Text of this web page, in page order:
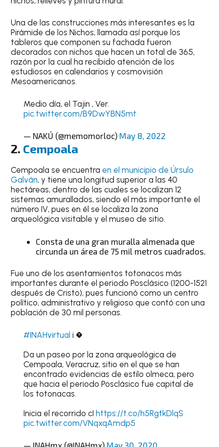
Una de las construcciones más interesantes es la
Pirámide de los Nichos, llamada así porque los
tableros que componen su fachada fueron
decorados con nichos que hacen un total de 365,
razón por la cual ha recibido atención de los
estudiosos en calendarios y cosmovisión
Mesoamericanos.
Medio día, el Tajin , Ver.
pic.twitter.com/B9DwYBN5mt
— NAKÚ (@memomorloc) May 8, 2022
2. Cempoala
Cempoala se encuentra en el municipio de Úrsulo
Galván, y tiene una longitud superior a las 40
hectáreas, dentro de las cuales se localizan 12
sistemas amurallados, siendo el más importante el
número IV, pues en él se localiza la zona
arqueológica visitable y el museo de sitio.
Consta de una gran muralla almenada que
circunda un área de 75 mil metros cuadrados.
Fue uno de los asentamientos totonacos más
importantes durante el periodo Posclásico (1200-1521
después de Cristo), pues funcionó como un centro
político, administrativo y religioso que contó con una
población de 30 mil personas.
#INAHvirtual i �
Da un paseo por la zona arqueológica de
Cempoala, Veracruz, sitio en el que se han
encontrado evidencias de estilo olmeca, pero
que hacia el periodo Posclásico fue capital de
los totonacas.
Inicia el recorrido cI https://t.co/h5RgtkDlqS
pic.twitter.com/VNqxqAmdp5